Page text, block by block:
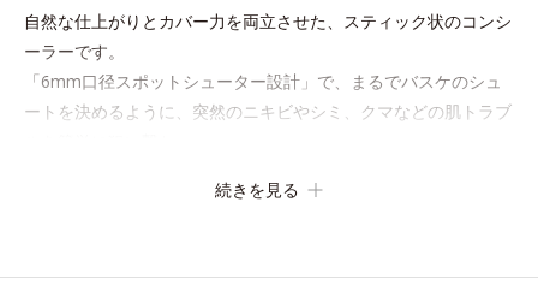
自然な仕上がりとカバー力を両立させた、スティック状のコンシ
ーラーです。
「6mm口径スポットシューター設計」で、まるでバスケのシュ
ートを決めるように、突然のニキビやシミ、クマなどの肌トラブ
せるだけで肌トラブルを自然にぼかしてカバー。指にとって重ね
続きを見る